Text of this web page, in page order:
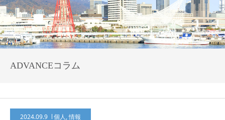
ADVANCEコラム
2024.09.9 個人,情報
事業保険